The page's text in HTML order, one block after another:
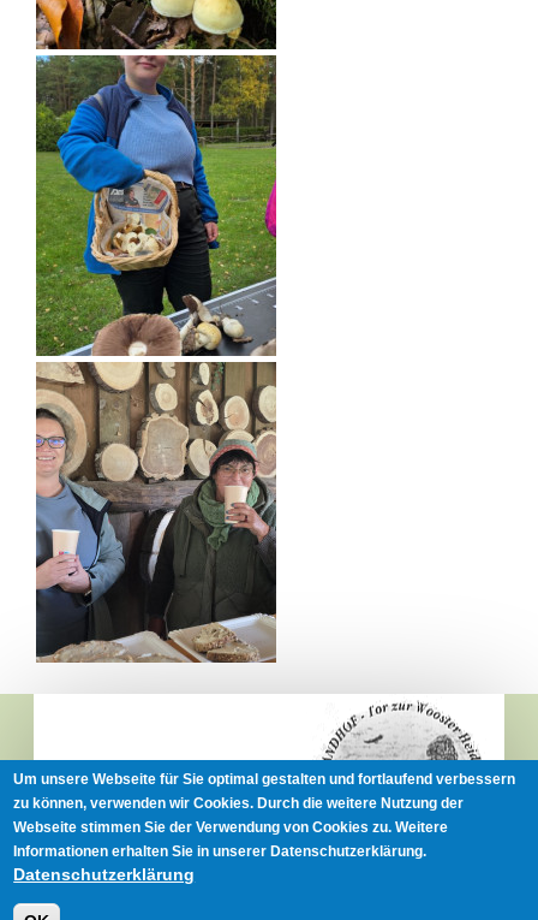
Um unsere Webseite für Sie optimal gestalten und fortlaufend verbessern
zu können, verwenden wir Cookies. Durch die weitere Nutzung der
Webseite stimmen Sie der Verwendung von Cookies zu. Weitere
Informationen erhalten Sie in unserer Datenschutzerklärung.
Datenschutzerklärung